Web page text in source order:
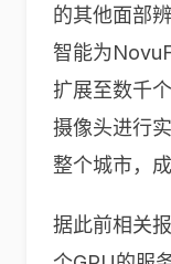
的其他面部
智能为
扩展至数千
摄像头进行
整个城市，
据此前相关